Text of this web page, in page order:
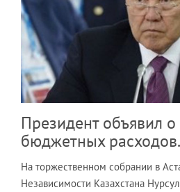
Президент объявил
бюджетных расходов.
На торжественном собрании в
Независимости Казахстана